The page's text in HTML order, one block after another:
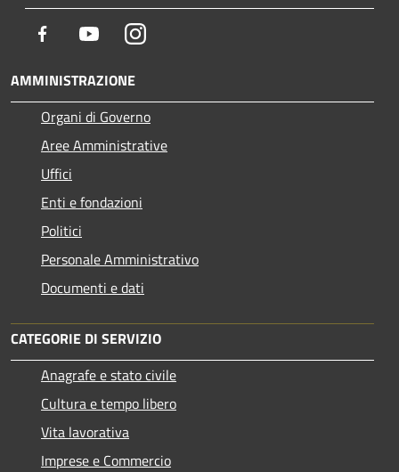
Facebook YoutubeInstagram
AMMINISTRAZIONE
Organi di Governo
Aree Amministrative
Uffici
Enti e fondazioni
Politici
Personale Amministrativo
Documenti e dati
CATEGORIE DI SERVIZIO
Anagrafe e stato civile
Cultura e tempo libero
Vita lavorativa
Imprese e Commercio